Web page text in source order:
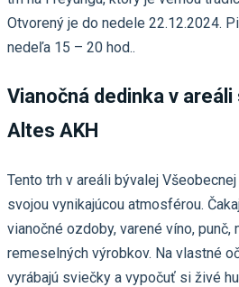
Otvorený je do nedele 22.12.2024.
nedeľa 15 – 20 hod..
Vianočná dedinka v
Altes AKH
Tento trh v areáli bývalej
svojou vynikajúcou atmosférou.
vianočné ozdoby, varené víno,
remeselných výrobkov. Na vlastné
vyrábajú sviečky a vypočuť si živé